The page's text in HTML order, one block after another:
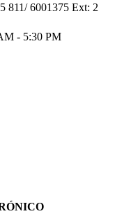
811/ 6001375 Ext: 2
- 5:30 PM